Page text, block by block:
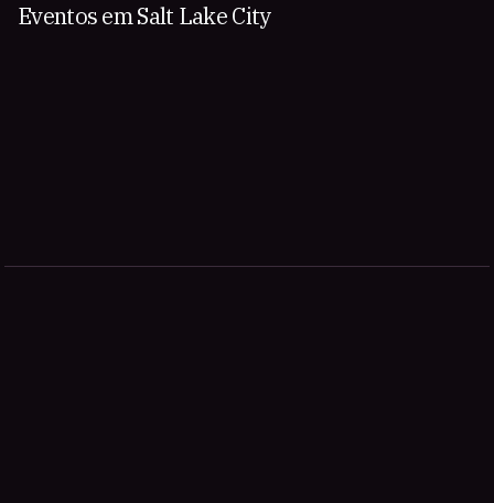
Eventos em Salt Lake City